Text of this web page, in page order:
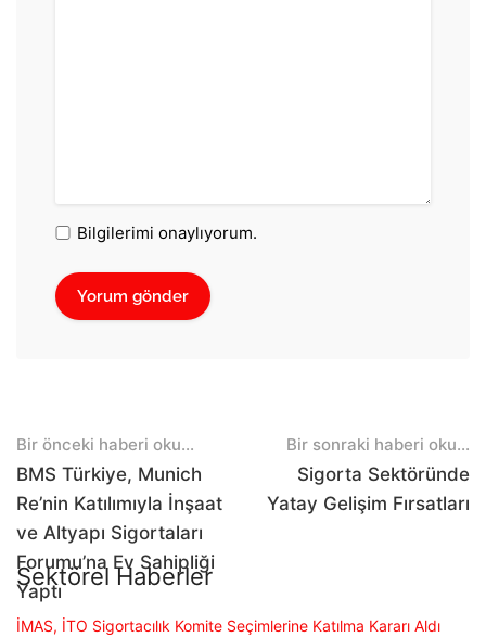
Bilgilerimi onaylıyorum.
Post
navigation
Bir önceki haberi oku...
BMS Türkiye, Munich
Re’nin Katılımıyla İnşaat
ve Altyapı Sigortaları
Forumu’na Ev Sahipliği
Yaptı
Bir sonraki haberi oku...
Sigorta Sektöründe
Yatay Gelişim Fırsatları
Sektörel Haberler
İMAS, İTO Sigortacılık Komite Seçimlerine Katılma Kararı Aldı